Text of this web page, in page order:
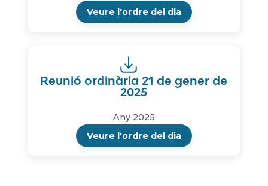
Veure l'ordre del dia
Reunió ordinària 21 de gener de
2025
Any 2025
Veure l'ordre del dia